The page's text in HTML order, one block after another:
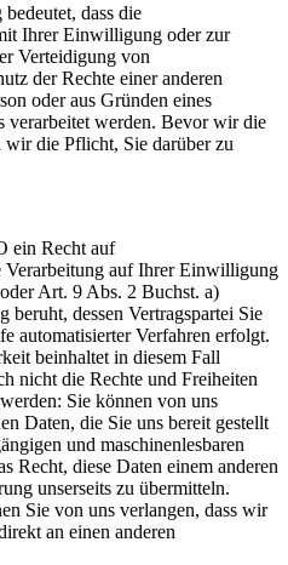
dass die
Ihrer Einwilligung oder zur
Verteidigung von
der Rechte einer anderen
oder aus Gründen eines
verarbeitet werden. Bevor wir die
wir die Pflicht, Sie darüber zu
ein Recht auf
Verarbeitung auf Ihrer Einwilligung
Art. 9 Abs. 2 Buchst. a)
dessen Vertragspartei Sie
automatisierter Verfahren erfolgt.
beinhaltet in diesem Fall
nicht die Rechte und Freiheiten
Sie können von uns
Daten, die Sie uns bereit gestellt
und maschinenlesbaren
Recht, diese Daten einem anderen
unserseits zu übermitteln.
Sie von uns verlangen, dass wir
an einen anderen